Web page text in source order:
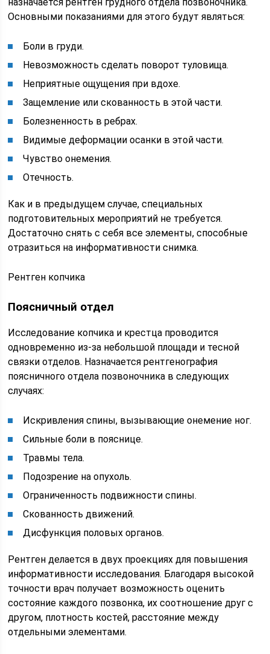
назначается рентген грудного отдела позвоночника.
Основными показаниями для этого будут являться:
Боли в груди.
Невозможность сделать поворот туловища.
Неприятные ощущения при вдохе.
Защемление или скованность в этой части.
Болезненность в ребрах.
Видимые деформации осанки в этой части.
Чувство онемения.
Отечность.
Как и в предыдущем случае, специальных
подготовительных мероприятий не требуется.
Достаточно снять с себя все элементы, способные
отразиться на информативности снимка.
Рентген копчика
Поясничный отдел
Исследование копчика и крестца проводится
одновременно из-за небольшой площади и тесной
связки отделов. Назначается рентгенография
поясничного отдела позвоночника в следующих
случаях:
Искривления спины, вызывающие онемение ног.
Сильные боли в пояснице.
Травмы тела.
Подозрение на опухоль.
Ограниченность подвижности спины.
Скованность движений.
Дисфункция половых органов.
Рентген делается в двух проекциях для повышения
информативности исследования. Благодаря высокой
точности врач получает возможность оценить
состояние каждого позвонка, их соотношение друг с
другом, плотность костей, расстояние между
отдельными элементами.